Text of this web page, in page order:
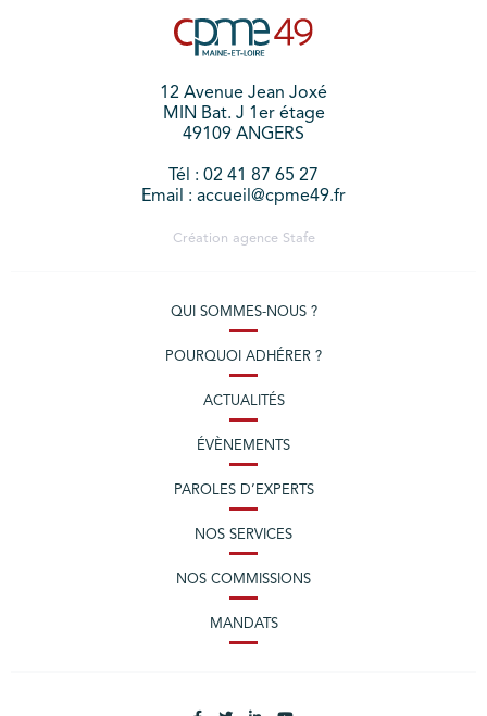
12 Avenue Jean Joxé
MIN Bat. J 1er étage
49109 ANGERS
Tél : 02 41 87 65 27
Email : accueil@cpme49.fr
Création agence Stafe
QUI SOMMES-NOUS ?
POURQUOI ADHÉRER ?
ACTUALITÉS
ÉVÈNEMENTS
PAROLES D’EXPERTS
NOS SERVICES
NOS COMMISSIONS
MANDATS